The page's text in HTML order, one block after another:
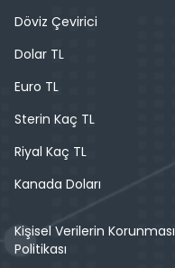
Döviz Çevirici
Dolar TL
Euro TL
Sterin Kaç TL
Riyal Kaç TL
Kanada Doları
Kişisel Verilerin Korunması
Politikası